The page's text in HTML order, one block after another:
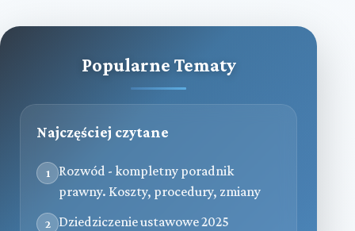
Popularne Tematy
Najczęściej czytane
1
Rozwód - kompletny poradnik
prawny. Koszty, procedury, zmiany
2 Dziedziczenie ustawowe 2025